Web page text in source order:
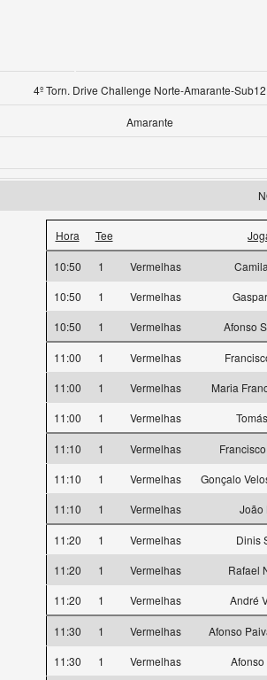
4º Torn. Drive Challenge Norte-Amarante-Sub12
Amarante
Hora Tee
10:50 1 Vermelhas
10:50
1 Vermelhas
10:50
1 Vermelhas Afonso
11:00 1 Vermelhas
11:00
1 Vermelhas
Maria
11:00
1 Vermelhas
11:10 1 Vermelhas
11:10
1 Vermelhas
Gonçalo
11:10
1 Vermelhas João
11:20 1 Vermelhas
Dinis
11:20
1 Vermelhas
Rafael
11:20
1 Vermelhas André
11:30 1 Vermelhas
Afonso
11:30
1 Vermelhas